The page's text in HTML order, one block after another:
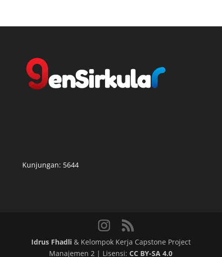
Kunjungan: 5644
Idrus Fhadli& Kelompok Kerja Capstone Project
Manajemen 2 | Lisensi:CC BY-SA 4.0